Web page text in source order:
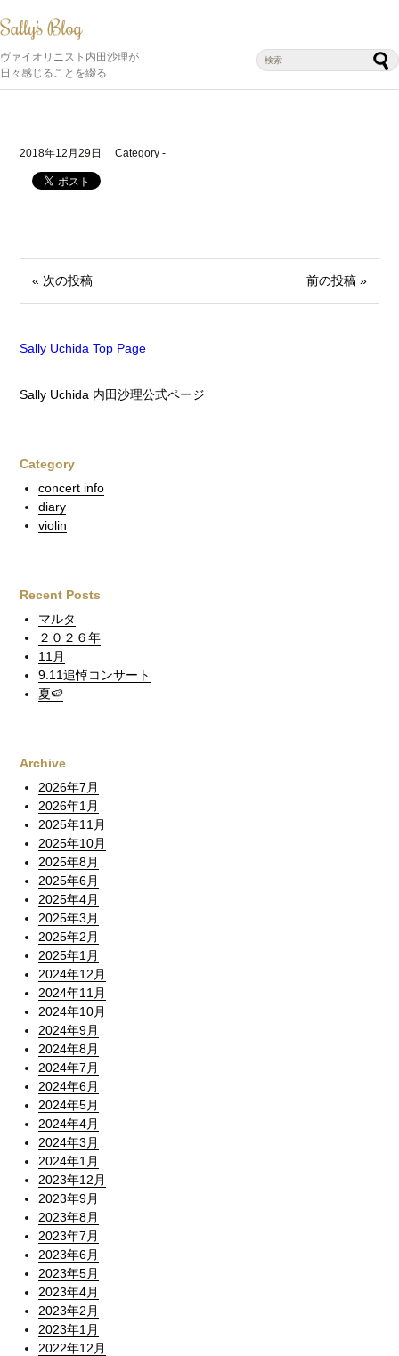
ヴァイオリニスト内田沙理が
日々感じることを綴る
2018年12月29日 Category -
« 次の投稿 前の投稿 »
Sally Uchida Top Page
Sally Uchida 内田沙理公式ページ
Category
concert info
diary
violin
Recent Posts
マルタ
２０２６年
11月
9.11追悼コンサート
夏🍉
Archive
2026年7月
2026年1月
2025年11月
2025年10月
2025年8月
2025年6月
2025年4月
2025年3月
2025年2月
2025年1月
2024年12月
2024年11月
2024年10月
2024年9月
2024年8月
2024年7月
2024年6月
2024年5月
2024年4月
2024年3月
2024年1月
2023年12月
2023年9月
2023年8月
2023年7月
2023年6月
2023年5月
2023年4月
2023年2月
2023年1月
2022年12月